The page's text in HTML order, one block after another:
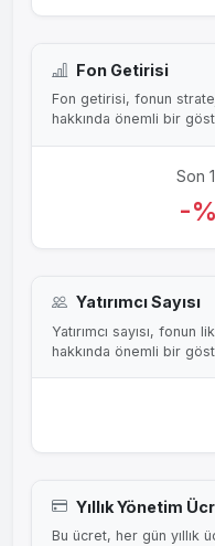
Fon Getirisi
Fon getirisi, fonun
hakkında önemli bir
Son
-
Yatırımcı Sayısı
Yatırımcı sayısı, fonun
hakkında önemli bir
Yıllık Yönetim
Bu ücret, her gün yıllık